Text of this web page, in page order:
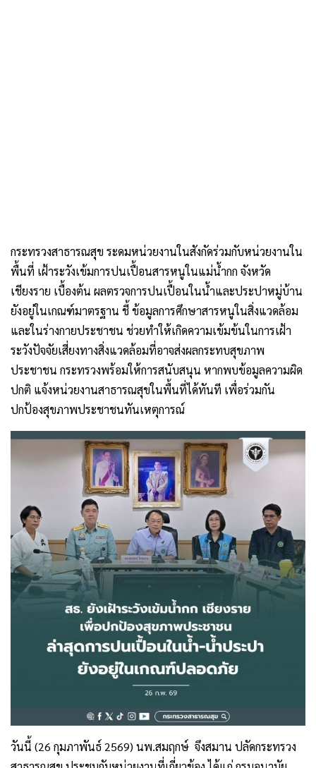
กระทรวงสาธารณสุข ระดมหน่วยงานในสังกัดร่วมกับหน่วยงานใน
พื้นที่ เฝ้าระวังเข้มการปนเปื้อนสารหนูในแม่น้ำกก จังหวัด
เชียงราย เบื้องต้น ผลตรวจการปนเปื้อนในน้ำและประปาหมู่บ้าน
ยังอยู่ในเกณฑ์มาตรฐาน ชี้ ข้อมูลการศึกษาสารหนูในสิ่งแวดล้อม
และในร่างกายประชาชน ช่วยทำให้เกิดความเข้มข้นในการเฝ้า
ระวังปัจจัยเสี่ยงทางสิ่งแวดล้อมที่อาจส่งผลกระทบสุขภาพ
ประชาชน กระทรวงพร้อมให้การสนับสนุน หากพบข้อมูลความผิด
ปกติ แจ้งหน่วยงานสาธารณสุขในพื้นที่ได้ทันที เพื่อร่วมกัน
ปกป้องสุขภาพประชาชนทันเหตุการณ์
วันนี้ (26 กุมภาพันธ์ 2569) นพ.สมฤกษ์ จึงสมาน ปลัดกระทรวง